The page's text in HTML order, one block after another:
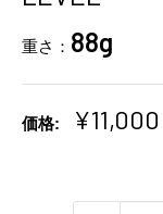
重さ： 88g
価格:
販
格
¥11,000